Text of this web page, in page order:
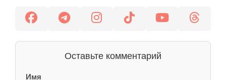
Оставьте комментарий
Имя